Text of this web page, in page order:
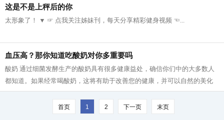
这是不是上秤后的你
太形象了！ ▼ ☞ 点我关注姊妹刊，每天分享精彩健身视频 ☜...
血压高？那你知道吃酸奶对你多重要吗
酸奶 通过细菌发酵生产的酸奶具有很多健康益处，确信你们中的大多数人
都知道。如果经常喝酸奶，这将有助于改善您的健康，并可以自然的美化
容颜。据医生介绍，它是多种维生素的...
首页 1 2 下一页 末页